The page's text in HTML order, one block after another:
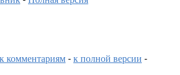
к комментариям-к полной версии -